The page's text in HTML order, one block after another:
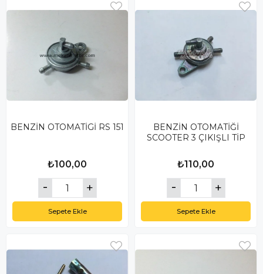
BENZİN OTOMATİGİ RS 151
₺100,00
Sepete Ekle
BENZİN OTOMATİĞİ
SCOOTER 3 ÇIKIŞLI TİP
₺110,00
Sepete Ekle